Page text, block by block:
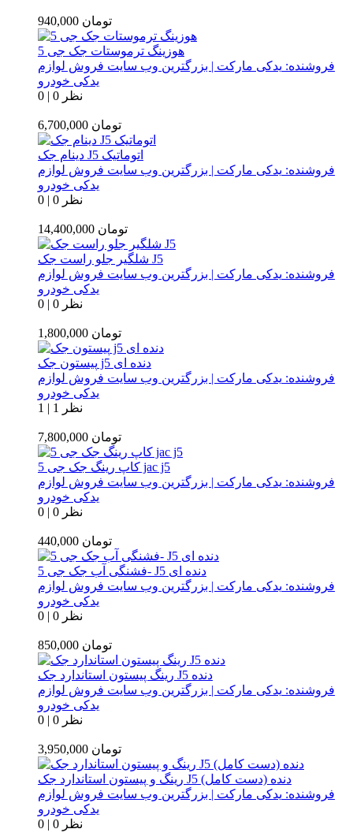
940,000 تومان
هوزینگ ترموستات جک جی 5
فروشنده: یدکی مارکت | بزرگترین وب سایت فروش لوازم
یدکی خودرو
0 | 0 نظر
6,700,000 تومان
دینام جک J5 اتوماتیک
فروشنده: یدکی مارکت | بزرگترین وب سایت فروش لوازم
یدکی خودرو
0 | 0 نظر
14,400,000 تومان
شلگیر جلو راست جک J5
فروشنده: یدکی مارکت | بزرگترین وب سایت فروش لوازم
یدکی خودرو
0 | 0 نظر
1,800,000 تومان
پیستون جک j5 دنده ای
فروشنده: یدکی مارکت | بزرگترین وب سایت فروش لوازم
یدکی خودرو
1 | 1 نظر
7,800,000 تومان
کاپ رینگ جک جی 5 jac j5
فروشنده: یدکی مارکت | بزرگترین وب سایت فروش لوازم
یدکی خودرو
0 | 0 نظر
440,000 تومان
فشنگی آب جک جی 5- J5 دنده ای
فروشنده: یدکی مارکت | بزرگترین وب سایت فروش لوازم
یدکی خودرو
0 | 0 نظر
850,000 تومان
رینگ پیستون استاندارد جک J5 دنده
فروشنده: یدکی مارکت | بزرگترین وب سایت فروش لوازم
یدکی خودرو
0 | 0 نظر
3,950,000 تومان
رینگ و پیستون استاندارد جک J5 دنده (دست کامل)
فروشنده: یدکی مارکت | بزرگترین وب سایت فروش لوازم
یدکی خودرو
0 | 0 نظر